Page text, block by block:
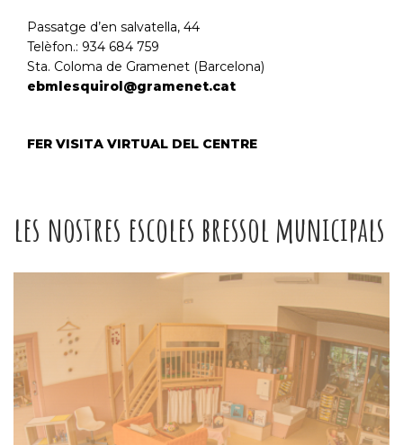
Passatge d’en salvatella, 44
Telèfon.: 934 684 759
Sta. Coloma de Gramenet (Barcelona)
ebmlesquirol@gramenet.cat
FER VISITA VIRTUAL DEL CENTRE
les nostres escoles bressol municipals